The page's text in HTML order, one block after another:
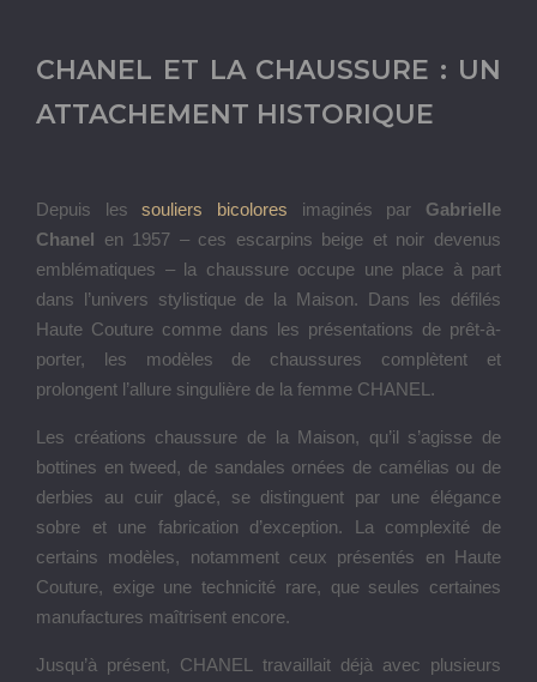
CHANEL ET LA CHAUSSURE : UN
ATTACHEMENT HISTORIQUE
Depuis lessouliers bicolores imaginés par Gabrielle
Chanel en 1957 – ces escarpins beige et noir devenus
emblématiques – la chaussure occupe une place à part
dans l’univers stylistique de la Maison. Dans les défilés
Haute Couture comme dans les présentations de prêt-à-
porter, les modèles de chaussures complètent et
prolongent l’allure singulière de la femme CHANEL.
Les créations chaussure de la Maison, qu’il s’agisse de
bottines en tweed, de sandales ornées de camélias ou de
derbies au cuir glacé, se distinguent par une élégance
sobre et une fabrication d’exception. La complexité de
certains modèles, notamment ceux présentés en Haute
Couture, exige une technicité rare, que seules certaines
manufactures maîtrisent encore.
Jusqu’à présent, CHANEL travaillait déjà avec plusieurs